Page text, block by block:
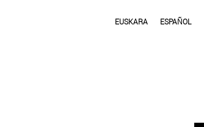
EUSKARA ESPAÑOL